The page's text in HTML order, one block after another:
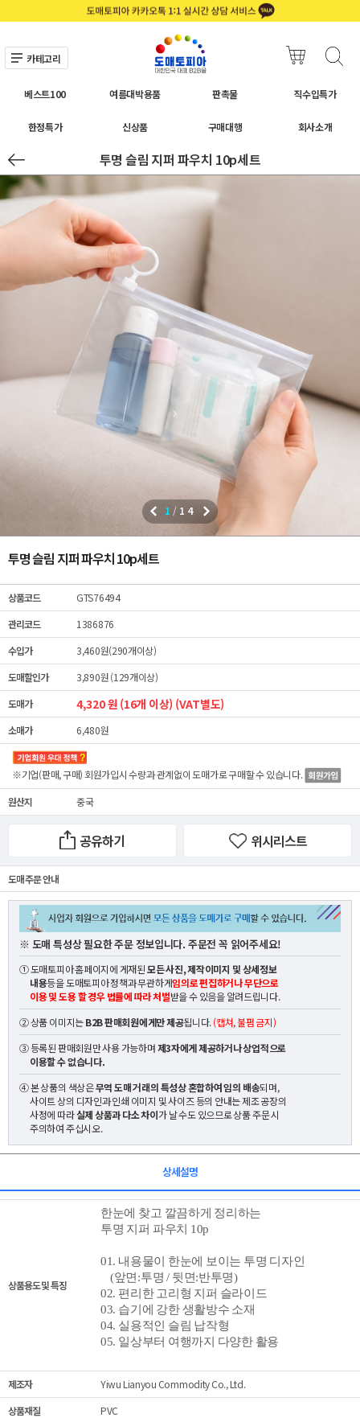
카테고리
베스트100 여름대박용품 판촉물 직수입특가
한정특가 신상품 구매대행 회사소개
투명 슬림 지퍼 파우치 10p세트
1 / 14
투명 슬림 지퍼 파우치 10p세트
상품코드
GTS76494
관리코드
1386876
수입가
3,460원(290개이상)
도매할인가
3,890원 (129개이상)
도매가
4,320 원 (16개 이상) (VAT별도)
소매가 6,480원
※기업(판매, 구매) 회원가입시 수량과 관계없이도매가로 구매할 수 있습니다.
원산지 중국
공유하기 위시리스트
도매 주문 안내
※ 도매 특성상 필요한 주문 정보입니다. 주문전 꼭 읽어주세요!
① 도매토피아 홈페이지에 게재된모든 사진, 제작이미지 및 상세정보
내용등을 도매토피아 정책과 무관하게임의로 편집하거나 무단으로
이용 및 도용 할 경우 법률에 따라 처벌받을 수 있음을 알려드립니다.
② 상품 이미지는B2B 판매회원에게만 제공됩니다.(캡쳐, 불펌 금지)
③ 등록된 판매회원만 사용 가능하며제3자에게 제공하거나 상업적으로
이용할 수 없습니다.
④ 본 상품의 색상은무역 도매 거래의 특성상 혼합하여 임의 배송되며,
사이트 상의 디자인과 인쇄 이미지 및 사이즈 등의 안내는 제조 공장의
사정에 따라실제 상품과 다소 차이가 날 수도 있으므로 상품 주문 시
주의하여 주십시오.
상세설명
상품용도 및 특징
한눈에 찾고 깔끔하게 정리하는
투명 지퍼 파우치 10p
01. 내용물이 한눈에 보이는 투명 디자인
(앞면:투명 / 뒷면:반투명)
02. 편리한 고리형 지퍼 슬라이드
03. 습기에 강한 생활방수 소재
04. 실용적인 슬림 납작형
05. 일상부터 여행까지 다양한 활용
제조자
Yiwu Lianyou Commodity Co., Ltd.
상품재질
PVC